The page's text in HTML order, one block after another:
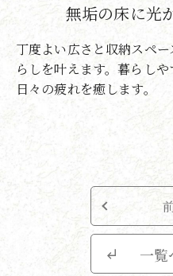
無垢の床に光
丁度よい広さと収納スペ
らしを叶えます。暮らしや
日々の疲れを癒します。
一覧